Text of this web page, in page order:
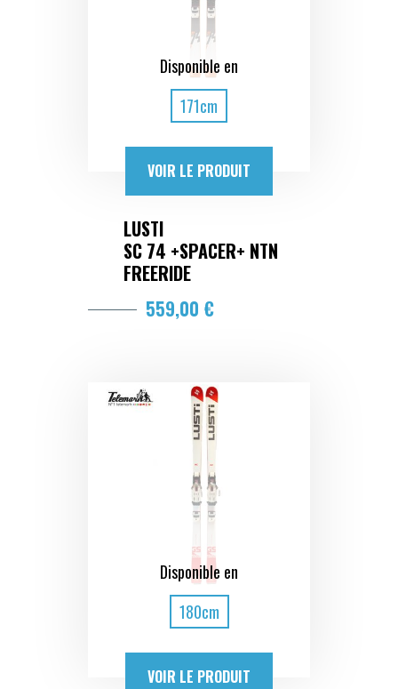
Disponible en
171cm
VOIR LE PRODUIT
LUSTI
SC 74 +SPACER+ NTN
FREERIDE
559,00 €
Disponible en
180cm
VOIR LE PRODUIT